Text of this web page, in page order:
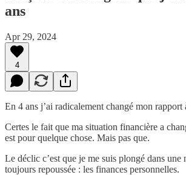
ans
Apr 29, 2024
4
En 4 ans j’ai radicalement changé mon rapport
Certes le fait que ma situation financière a
est pour quelque chose. Mais pas que.
Le déclic c’est que je me suis plongé dans une
toujours repoussée : les finances personnelles.